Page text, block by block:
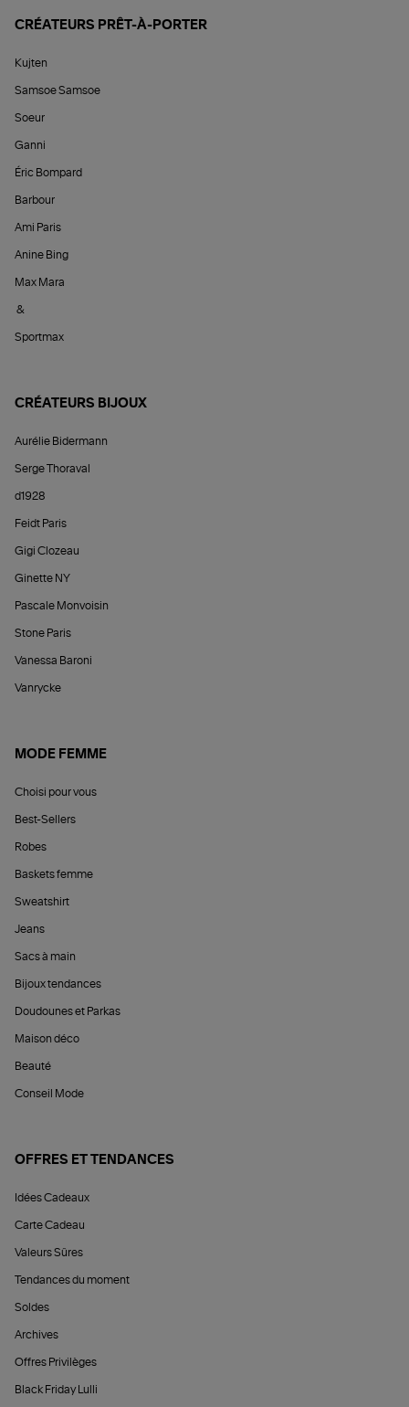
CRÉATEURS PRÊT-À-PORTER
Kujten
Samsoe Samsoe
Soeur
Ganni
Éric Bompard
Barbour
Ami Paris
Anine Bing
Max Mara
&
Sportmax
CRÉATEURS BIJOUX
Aurélie Bidermann
Serge Thoraval
d1928
Feidt Paris
Gigi Clozeau
Ginette NY
Pascale Monvoisin
Stone Paris
Vanessa Baroni
Vanrycke
MODE FEMME
Choisi pour vous
Best-Sellers
Robes
Baskets femme
Sweatshirt
Jeans
Sacs à main
Bijoux tendances
Doudounes et Parkas
Maison déco
Beauté
Conseil Mode
OFFRES ET TENDANCES
Idées Cadeaux
Carte Cadeau
Valeurs Sûres
Tendances du moment
Soldes
Archives
Offres Privilèges
Black Friday Lulli